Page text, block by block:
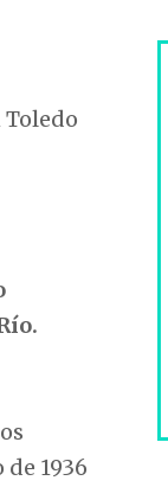
Toledo
1936